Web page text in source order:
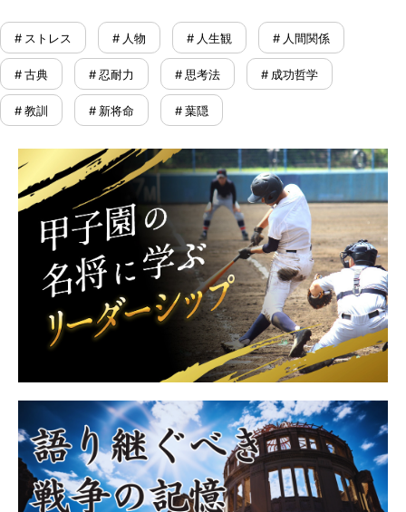
# ストレス # 人物 # 人生観 # 人間関係
# 古典 # 忍耐力 # 思考法 # 成功哲学
# 教訓 # 新将命 # 葉隠